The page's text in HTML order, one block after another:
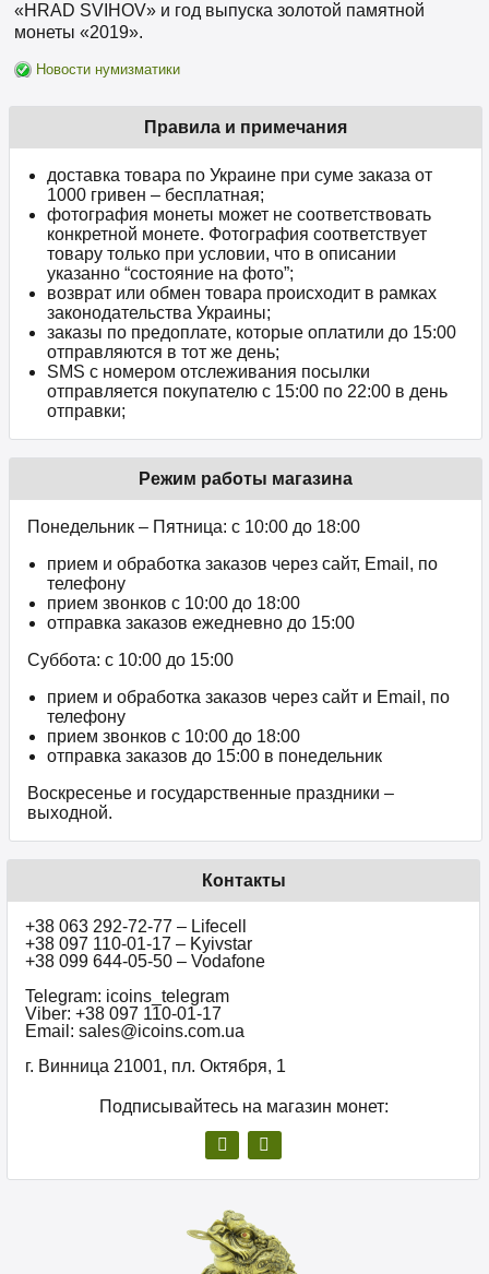
«HRAD SVIHOV» и год выпуска золотой памятной
монеты «2019».
Новости нумизматики
Правила и примечания
доставка товара по Украине при суме заказа от
1000 гривен – бесплатная;
фотография монеты может не соответствовать
конкретной монете. Фотография соответствует
товару только при условии, что в описании
указанно “состояние на фото”;
возврат или обмен товара происходит в рамках
законодательства Украины;
заказы по предоплате, которые оплатили до 15:00
отправляются в тот же день;
SMS с номером отслеживания посылки
отправляется покупателю с 15:00 по 22:00 в день
отправки;
Режим работы магазина
Понедельник – Пятница: с 10:00 до 18:00
прием и обработка заказов через сайт, Email, по
телефону
прием звонков c 10:00 до 18:00
отправка заказов ежедневно до 15:00
Суббота: с 10:00 до 15:00
прием и обработка заказов через сайт и Email, по
телефону
прием звонков c 10:00 до 18:00
отправка заказов до 15:00 в понедельник
Воскресенье и государственные праздники –
выходной.
Контакты
+38 063 292-72-77 – Lifecell
+38 097 110-01-17 – Kyivstar
+38 099 644-05-50 – Vodafone
Telegram: icoins_telegram
Viber: +38 097 110-01-17
Email: sales@icoins.com.ua
г. Винница 21001, пл. Октября, 1
Подписывайтесь на магазин монет: